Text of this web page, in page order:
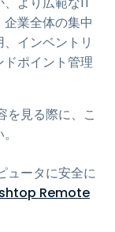
業全体の集中
インベントリ
ポイント管理
見る際に、こ
ュータに安全に
Remote